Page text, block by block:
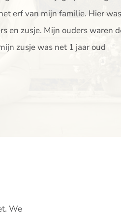
erf van mijn familie. Hier
en zusje. Mijn ouders waren
zusje was net 1 jaar oud
We